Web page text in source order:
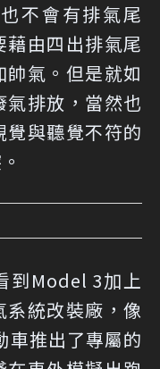
不會有排氣尾
由四出排氣尾
氣。但是就如
排放，當然也
與聽覺不符的
到Model 3加上
統改裝廠，像
推出了專屬的